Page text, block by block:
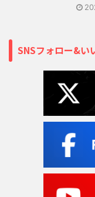
SNSフォロー&い